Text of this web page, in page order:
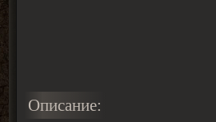
Описание: